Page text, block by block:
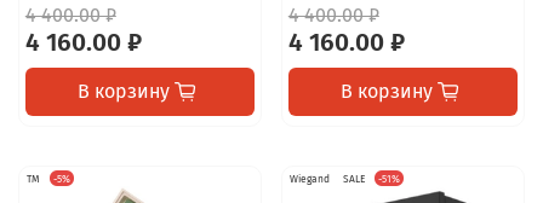
4 400.00 ₽
4 160.00 ₽
В корзину
4 400.00 ₽
4 160.00 ₽
В корзину
TM -5% Wiegand SALE -51%